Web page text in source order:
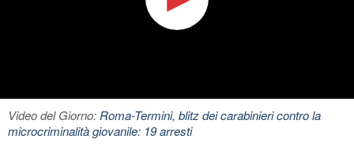
Video del Giorno: Roma-Termini, blitz dei carabinieri contro la
microcriminalità giovanile: 19 arresti